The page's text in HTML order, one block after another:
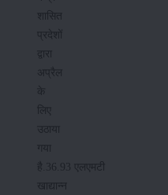
शासित
प्रदेशों
द्वारा
अप्रैल
के
लिए
उठाया
गया
है.36.93 एलएमटी
खाद्यान्न